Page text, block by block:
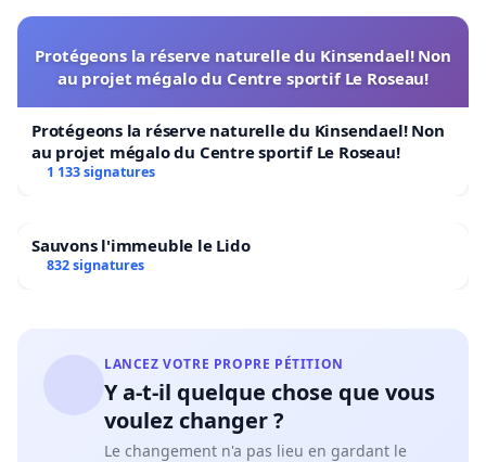
Protégeons la réserve naturelle du Kinsendael! Non
au projet mégalo du Centre sportif Le Roseau!
Protégeons la réserve naturelle du Kinsendael! Non
au projet mégalo du Centre sportif Le Roseau!
1 133 signatures
Sauvons l'immeuble le Lido
832 signatures
LANCEZ VOTRE PROPRE PÉTITION
Y a-t-il quelque chose que vous
voulez changer ?
Le changement n'a pas lieu en gardant le